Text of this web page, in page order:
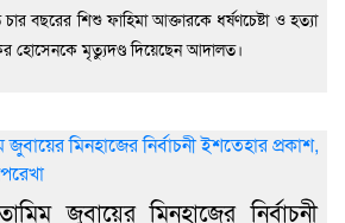
বছরের শিশু ফাহিমা আক্তারকে ধর্ষণচেষ্টা ও হত্যা
হোসেনকে মৃত্যুদণ্ড দিয়েছেন আদালত।
তামিম জুবায়ের মিনহাজের নির্বাচনী